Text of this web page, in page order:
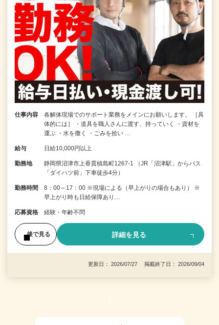
仕事内容
各解体現場でのサポート業務をメインにお願いします。 ［具
体的には］ ・道具を職人さんに渡す、持っていく ・資材を
運ぶ ・水を撒く ・ごみを拾い …
給与 日給10,000円以上
勤務地
静岡県沼津市上香貫槙島町1267-1 （JR「沼津駅」からバス
「ダイハツ前」下車徒歩4分）
勤務時間
8：00～17：00 ※現場による（早上がりの場合もあり） ※
早上がり時も日給保障あり…
応募資格 経験・年齢不問
後で見る 詳細を見る
更新日： 2026/07/27 掲載終了日： 2026/09/04
1